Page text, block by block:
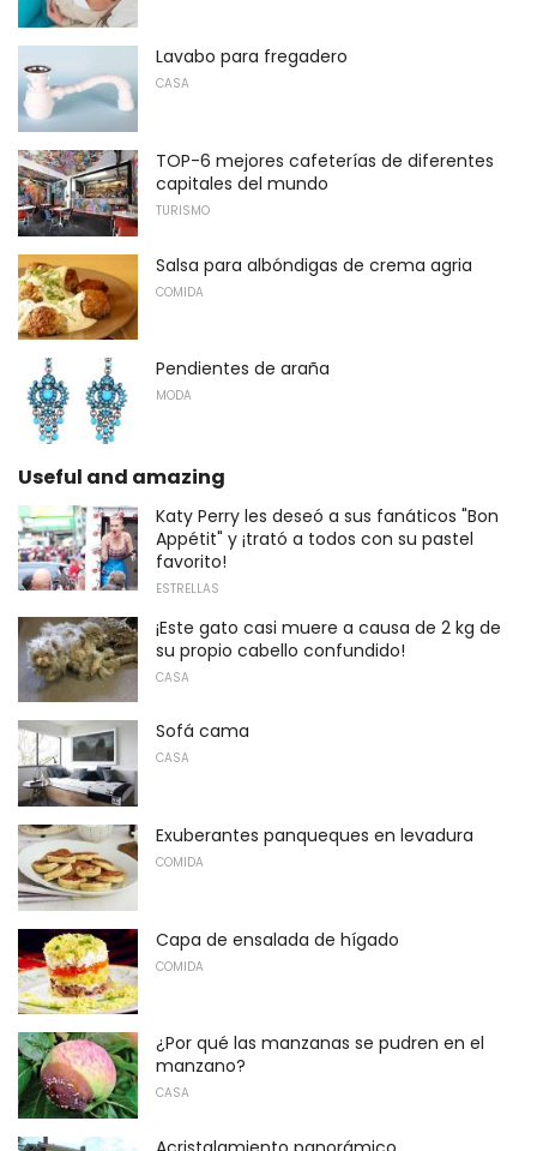
Lavabo para fregadero
CASA
TOP-6 mejores cafeterías de diferentes
capitales del mundo
TURISMO
Salsa para albóndigas de crema agria
COMIDA
Pendientes de araña
MODA
Useful and amazing
Katy Perry les deseó a sus fanáticos "Bon
Appétit" y ¡trató a todos con su pastel
favorito!
ESTRELLAS
¡Este gato casi muere a causa de 2 kg de
su propio cabello confundido!
CASA
Sofá cama
CASA
Exuberantes panqueques en levadura
COMIDA
Capa de ensalada de hígado
COMIDA
¿Por qué las manzanas se pudren en el
manzano?
CASA